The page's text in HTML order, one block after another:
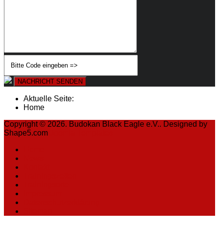
NACHRICHT SENDEN
Aktuelle Seite:
Home
Copyright © 2026. Budokan Black Eagle e.V.. Designed by
Shape5.com